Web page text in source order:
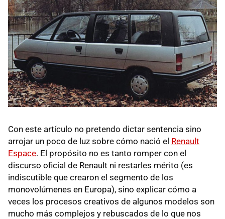
Con este artículo no pretendo dictar sentencia sino
arrojar un poco de luz sobre cómo nació el Renault
Espace. El propósito no es tanto romper con el
discurso oficial de Renault ni restarles mérito (es
indiscutible que crearon el segmento de los
monovolúmenes en Europa), sino explicar cómo a
veces los procesos creativos de algunos modelos son
mucho más complejos y rebuscados de lo que nos